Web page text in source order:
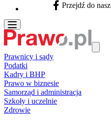
Facebook - otwiera się w
Przejdź do
Prawnicy i sądy
Podatki
Kadry i BHP
Prawo w biznesie
Samorząd i administracja
Szkoły i uczelnie
Zdrowie